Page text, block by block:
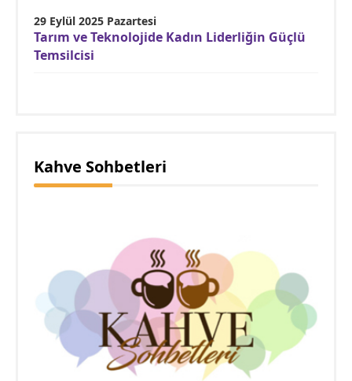
29 Eylül 2025 Pazartesi
Tarım ve Teknolojide Kadın Liderliğin Güçlü
Temsilcisi
Kahve Sohbetleri